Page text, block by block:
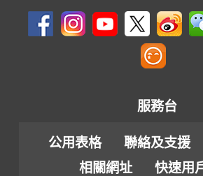
服務台
公用表格 聯絡及支援
相關網址
快速用